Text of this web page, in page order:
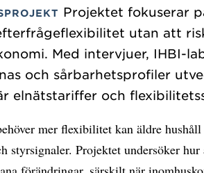
Projektet fokuserar
utan att
Med intervjuer, IHBI-
och sårbarhetsprofiler
elnätstariffer och
mer flexibilitet kan äldre
styrsignaler. Projektet undersöker